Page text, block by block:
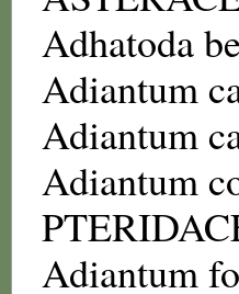
Adhatoda
Adiantum
Adiantum
Adiantum
Adiantum